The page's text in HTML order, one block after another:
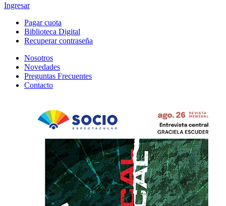
Ingresar
Pagar cuota
Biblioteca Digital
Recuperar contraseña
Nosotros
Novedades
Preguntas Frecuentes
Contacto